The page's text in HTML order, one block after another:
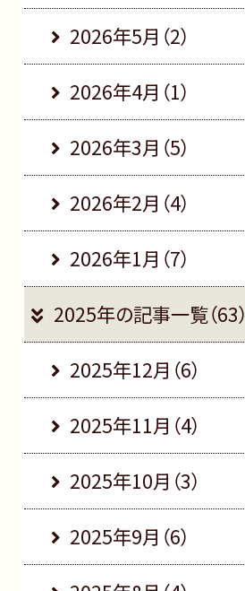
2026年5月（2）
2026年4月（1）
2026年3月（5）
2026年2月（4）
2026年1月（7）
2025年の記事一覧（63）
2025年12月（6）
2025年11月（4）
2025年10月（3）
2025年9月（6）